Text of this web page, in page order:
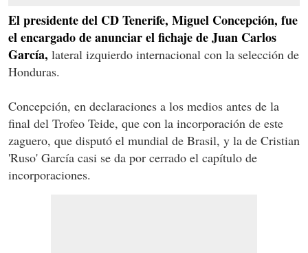
El presidente del CD Tenerife, Miguel Concepción, fue
el encargado de anunciar el fichaje de Juan Carlos
García, lateral izquierdo internacional con la selección de
Honduras.
Concepción, en declaraciones a los medios antes de la
final del Trofeo Teide, que con la incorporación de este
zaguero, que disputó el mundial de Brasil, y la de Cristian
'Ruso' García casi se da por cerrado el capítulo de
incorporaciones.